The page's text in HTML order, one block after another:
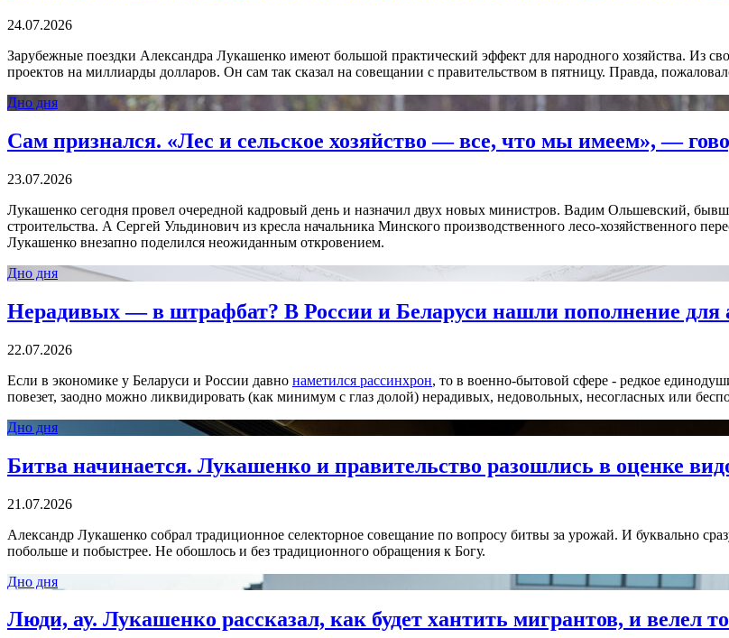
24.07.2026
Зарубежные поездки Александра Лукашенко имеют большой практический эффект для народного хозяйства. Из
проектов на миллиарды долларов. Он сам так сказал на совещании с правительством в пятницу. Правда,
Дно дня
Сам признался. «Лес и сельское хозяйство — все, что мы имеем», —
23.07.2026
Лукашенко сегодня провел очередной кадровый день и назначил двух новых министров. Вадим Ольшевский,
строительства. А Сергей Ульдинович из кресла начальника Минского производственного лесо-хозяйственного
Лукашенко внезапно поделился неожиданным откровением.
Дно дня
Нерадивых — в штрафбат? В России и Беларуси нашли пополнение для
22.07.2026
Если в экономике у Беларуси и России давно наметился рассинхрон, то в военно-бытовой сфере - редкое
повезет, заодно можно ликвидировать (как минимум с глаз долой) нерадивых, недовольных, несогласных или
Дно дня
Битва начинается. Лукашенко и правительство разошлись в оценке
21.07.2026
Александр Лукашенко собрал традиционное селекторное совещание по вопросу битвы за урожай. И буквально
побольше и побыстрее. Не обошлось и без традиционного обращения к Богу.
Дно дня
Люди, ау. Лукашенко рассказал, как будет хантить мигрантов, и велел